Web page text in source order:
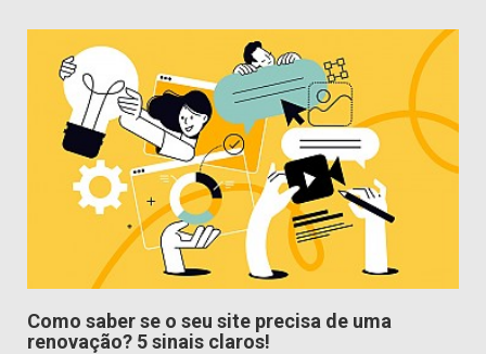
Como saber se o seu site precisa de uma
renovação? 5 sinais claros!